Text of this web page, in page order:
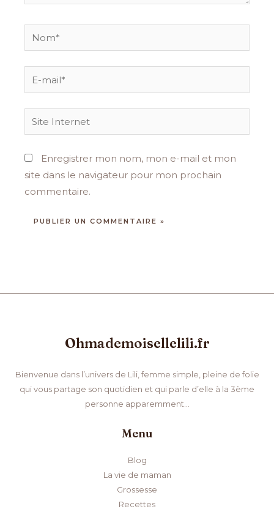
Nom*
E-
mail*
Site
Internet
Enregistrer mon nom, mon e-mail et mon
site dans le navigateur pour mon prochain
commentaire.
Ohmademoisellelili.fr
Bienvenue dans l’univers de Lili, femme simple, pleine de folie
qui vous partage son quotidien et qui parle d’elle à la 3ème
personne apparemment…
Menu
Blog
La vie de maman
Grossesse
Recettes